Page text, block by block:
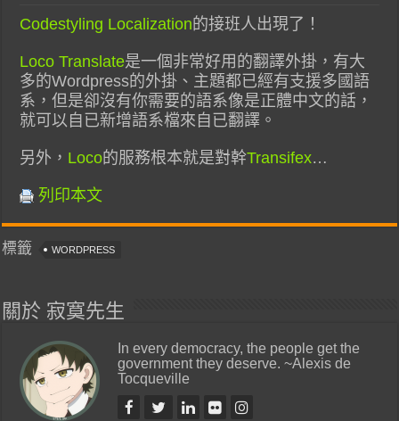
Codestyling Localization的接班人出現了！
Loco Translate是一個非常好用的翻譯外掛，有大
多的Wordpress的外掛、主題都已經有支援多國語
系，但是卻沒有你需要的語系像是正體中文的話，
就可以自已新增語系檔來自已翻譯。
另外， Loco的服務根本就是對幹Transifex…
列印本文
標籤 WORDPRESS
關於 寂寞先生
In every democracy, the people get the
government they deserve. ~Alexis de
Tocqueville